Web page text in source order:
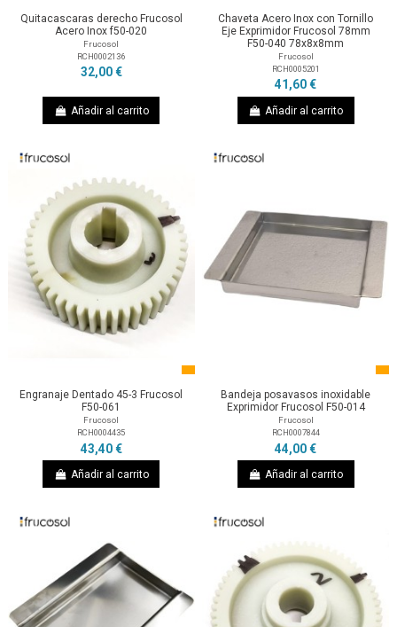
Quitacascaras derecho Frucosol
Acero Inox f50-020
Frucosol
RCH0002136
32,00 €
Añadir al carrito
Chaveta Acero Inox con Tornillo
Eje Exprimidor Frucosol 78mm
F50-040 78x8x8mm
Frucosol
RCH0005201
41,60 €
Añadir al carrito
Engranaje Dentado 45-3 Frucosol
F50-061
Frucosol
RCH0004435
43,40 €
Añadir al carrito
Bandeja posavasos inoxidable
Exprimidor Frucosol F50-014
Frucosol
RCH0007844
44,00 €
Añadir al carrito